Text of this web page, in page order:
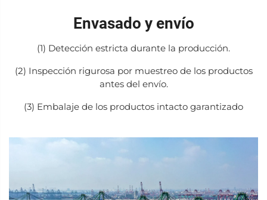
Envasado y envío
(1) Detección estricta durante la producción.
(2) Inspección rigurosa por muestreo de los productos
antes del envío.
(3) Embalaje de los productos intacto garantizado